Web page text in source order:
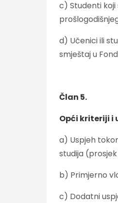
c) Studenti koji
d) Učenici ili
smještaj u
Član 5.
Opći kriteriji i
a) Uspjeh
studija
b) Primjerno
c) Dodatni